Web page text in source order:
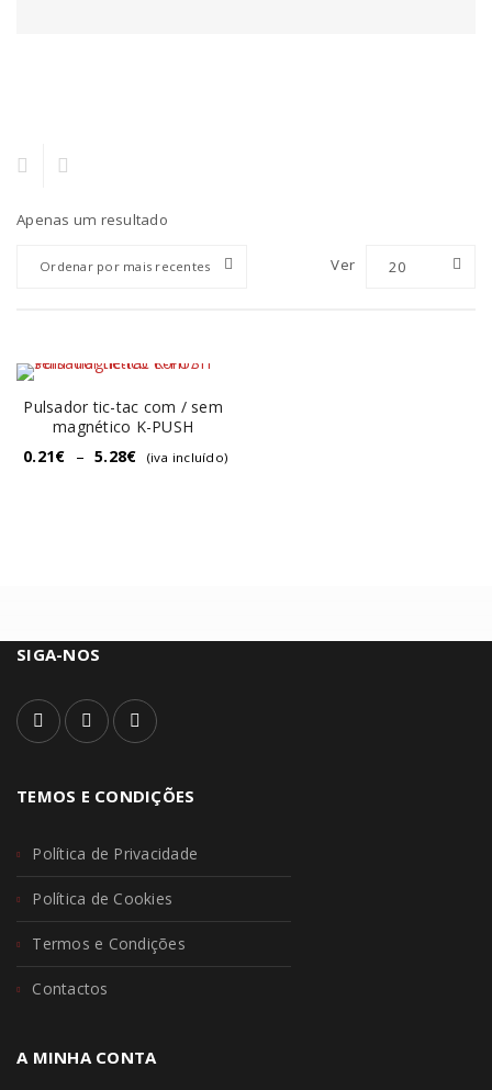
Apenas um resultado
Ordenar por mais recentes Ver 20
Pulsador tic-tac com / sem
magnético K-PUSH
0.21€ – 5.28€ (iva incluído)
SIGA-NOS
TEMOS E CONDIÇÕES
Política de Privacidade
Política de Cookies
Termos e Condições
Contactos
A MINHA CONTA